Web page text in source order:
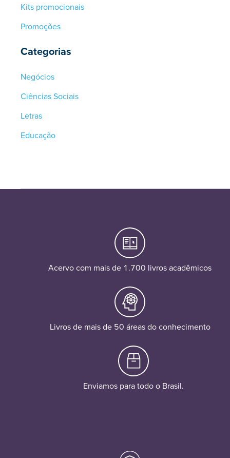
Kits promocionais
Promoções
Categorias
Negócios
Ciências Sociais
Letras
Educação
Acervo com mais de 1.700 livros acadêmicos
Livros de mais de 50 áreas do conhecimento
Enviamos para todo o Brasil.